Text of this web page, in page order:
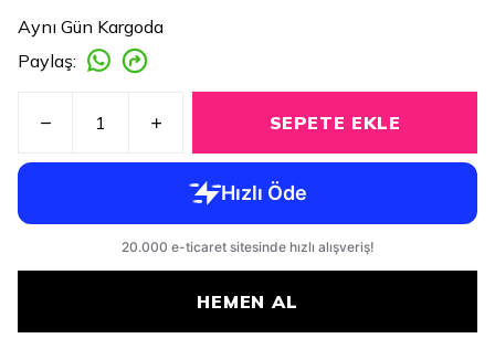
Aynı Gün Kargoda
Paylaş:
SEPETE EKLE
HEMEN AL